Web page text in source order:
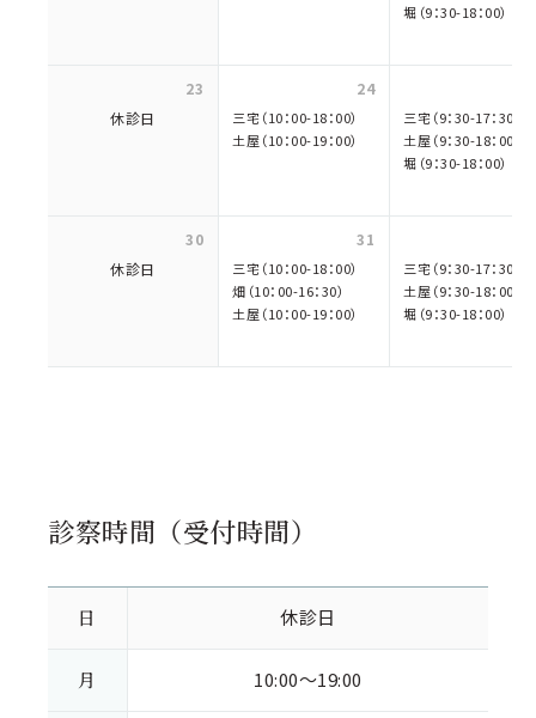
堀（9：30-18：00）
23
休診日
24
三宅（10：00-18：00）
土屋（10：00-19：00）
三宅（9：30-17：30）
土屋（9：30-18：00）
堀（9：30-18：00）
30
休診日
31
三宅（10：00-18：00）
畑（10：00-16：30）
土屋（10：00-19：00）
三宅（9：30-17：30）
土屋（9：30-18：00）
堀（9：30-18：00）
診察時間（受付時間）
日
月
休診日
10:00～19:00